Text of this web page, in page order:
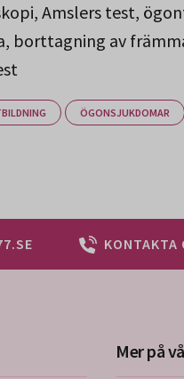
Amslers test,
borttagning av
ÖGONSJUKDOMAR
KONTAKTA
Mer på